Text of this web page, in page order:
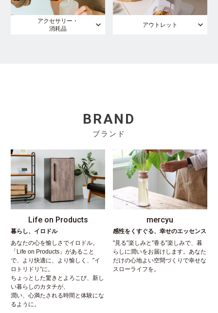
アクセサリー・
消耗品
アウトレット
BRAND
ブランド
Life on Products
暮らし、イロドル
あなたの心を愉しさでイロドル。
「Life on Products」があること
で、より快適に、より愉しく、”イ
ロトリドリ”に。
ちょっとした驚きとよろこび、新し
い暮らしのカタチが、
潤い、心満たされる時間と体験にな
るように。
mercyu
感性をくすぐる、幸せのエッセンス
"見る"楽しみと"香る"楽しみで、暮
らしに潤いをお届けします。あなた
だけの心地よい空間づくりで幸せな
スローライフを。